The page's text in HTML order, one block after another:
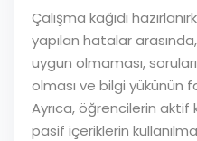
Çalışma kağıdı
yapılan hatalar
uygun olmaması,
olması ve bilgi yükünün
Ayrıca, öğrencilerin aktif
pasif içeriklerin